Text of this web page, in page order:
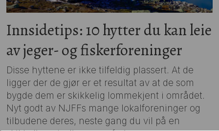
Innsidetips: 10 hytter du kan leie
av jeger- og fiskerforeninger
Disse hyttene er ikke tilfeldig plassert. At de
ligger der de gjør er et resultat av at de som
bygde dem er skikkelig lommekjent i området.
Nyt godt av NJFFs mange lokalforeninger og
tilbudene deres, neste gang du vil på en